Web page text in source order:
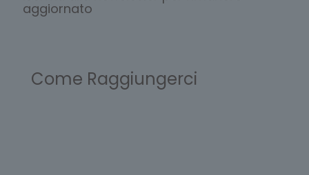
aggiornato
Come Raggiungerci